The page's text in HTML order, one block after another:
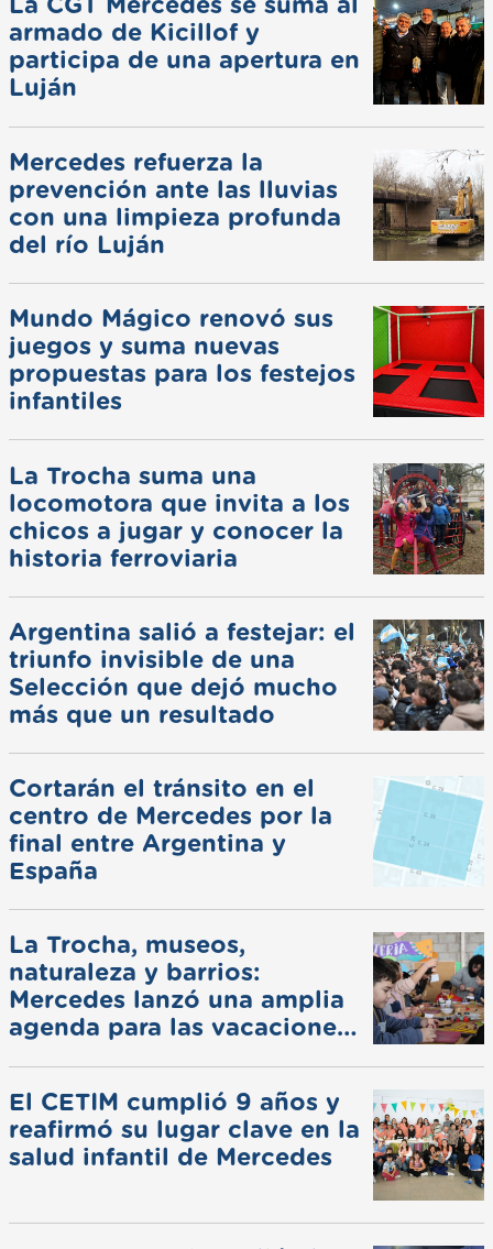
La CGT Mercedes se suma al
armado de Kicillof y
participa de una apertura en
Luján
Mercedes refuerza la
prevención ante las lluvias
con una limpieza profunda
del río Luján
Mundo Mágico renovó sus
juegos y suma nuevas
propuestas para los festejos
infantiles
La Trocha suma una
locomotora que invita a los
chicos a jugar y conocer la
historia ferroviaria
Argentina salió a festejar: el
triunfo invisible de una
Selección que dejó mucho
más que un resultado
Cortarán el tránsito en el
centro de Mercedes por la
final entre Argentina y
España
La Trocha, museos,
naturaleza y barrios:
Mercedes lanzó una amplia
agenda para las vacaciones
El CETIM cumplió 9 años y
reafirmó su lugar clave en la
salud infantil de Mercedes